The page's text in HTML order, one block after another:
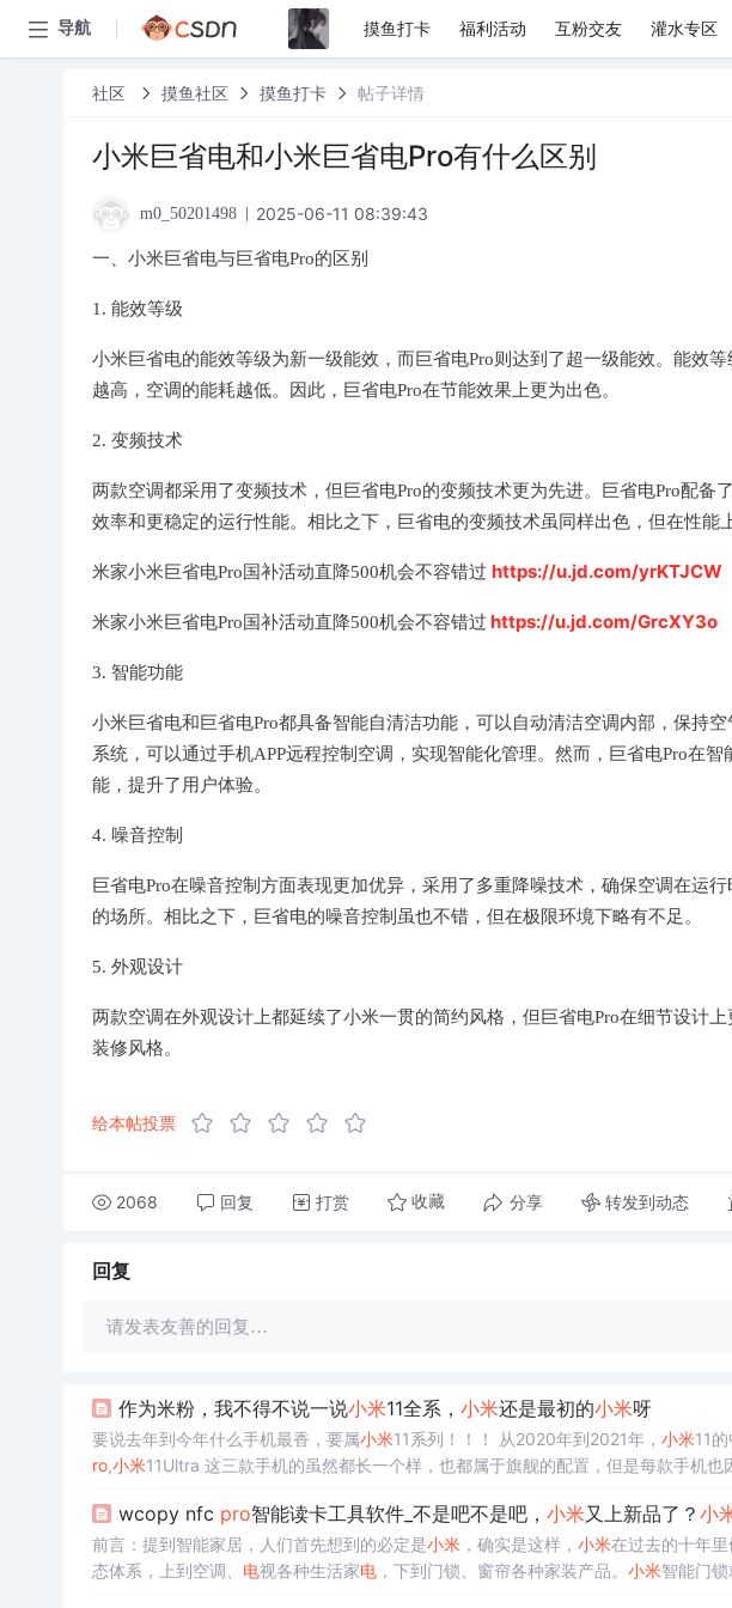
导航 摸鱼打卡 福利活动 互粉交友 灌水专区
社区 摸鱼社区 摸鱼打卡 帖子详情
小米巨省电和小米巨省电Pro有什么区别
m0_50201498 2025-06-11 08:39:43
一、小米巨省电与巨省电Pro的区别
1. 能效等级
小米巨省电的能效等级为新一级能效，而巨省电Pro则达到了超一级能效。能效
越高，空调的能耗越低。因此，巨省电Pro在节能效果上更为出色。
2. 变频技术
两款空调都采用了变频技术，但巨省电Pro的变频技术更为先进。巨省电Pro配备
效率和更稳定的运行性能。相比之下，巨省电的变频技术虽同样出色，但在性能
米家小米巨省电Pro国补活动直降500机会不容错过 https://u.jd.com/yrKTJCW
米家小米巨省电Pro国补活动直降500机会不容错过 https://u.jd.com/GrcXY3o
3. 智能功能
小米巨省电和巨省电Pro都具备智能自清洁功能，可以自动清洁空调内部，保持
系统，可以通过手机APP远程控制空调，实现智能化管理。然而，巨省电Pro在
能，提升了用户体验。
4. 噪音控制
巨省电Pro在噪音控制方面表现更加优异，采用了多重降噪技术，确保空调在运
的场所。相比之下，巨省电的噪音控制虽也不错，但在极限环境下略有不足。
5. 外观设计
两款空调在外观设计上都延续了小米一贯的简约风格，但巨省电Pro在细节设计
装修风格。
给本帖投票
2068 回复 打赏 收藏 分享 转发到动态
回复
请发表友善的回复…
作为米粉，我不得不说一说小米11全系， 小米还是最初的小米呀
要说去年到今年什么手机最香，要属小米11系列！！！ 从2020年到2021年， 小米11
ro,小米11Ultra 这三款手机的虽然都长一个样，也都属于旗舰的配置，但是每款手机
到右依次是小米11，小米11Pro,小米11Ultra， 三款机型的长宽相同，厚度略有差异。
wcopy nfc pro智能读卡工具软件_不是吧不是吧， 小米又上新品了？ 小
前言：提到智能家居，人们首先想到的必定是小米，确实是这样， 小米在过去的十年
态体系，上到空调、 电视各种生活家电，下到门锁、窗帘各种家装产品。 小米智能门锁